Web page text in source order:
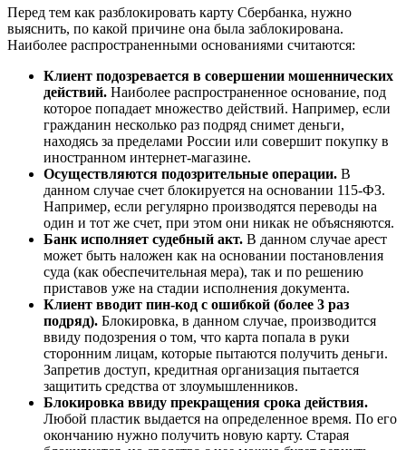
Перед тем как разблокировать карту Сбербанка, нужно
выяснить, по какой причине она была заблокирована.
Наиболее распространенными основаниями считаются:
Клиент подозревается в совершении мошеннических
действий. Наиболее распространенное основание, под
которое попадает множество действий. Например, если
гражданин несколько раз подряд снимет деньги,
находясь за пределами России или совершит покупку в
иностранном интернет-магазине.
Осуществляются подозрительные операции. В
данном случае счет блокируется на основании 115-ФЗ.
Например, если регулярно производятся переводы на
один и тот же счет, при этом они никак не объясняются.
Банк исполняет судебный акт. В данном случае арест
может быть наложен как на основании постановления
суда (как обеспечительная мера), так и по решению
приставов уже на стадии исполнения документа.
Клиент вводит пин-код с ошибкой (более 3 раз
подряд). Блокировка, в данном случае, производится
ввиду подозрения о том, что карта попала в руки
сторонним лицам, которые пытаются получить деньги.
Запретив доступ, кредитная организация пытается
защитить средства от злоумышленников.
Блокировка ввиду прекращения срока действия.
Любой пластик выдается на определенное время. По его
окончанию нужно получить новую карту. Старая